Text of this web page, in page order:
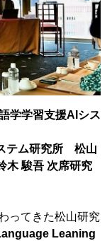
学学習支援AIシス
テム研究所 松山
木 駿吾 次席研究
ってきた松山研究
Leaning